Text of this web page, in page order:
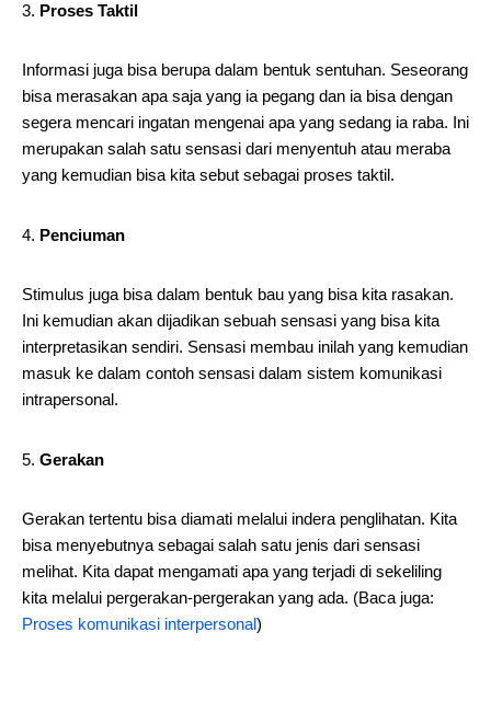
Proses Taktil
Informasi juga bisa berupa dalam bentuk sentuhan. Seseorang
bisa merasakan apa saja yang ia pegang dan ia bisa dengan
segera mencari ingatan mengenai apa yang sedang ia raba. Ini
merupakan salah satu sensasi dari menyentuh atau meraba
yang kemudian bisa kita sebut sebagai proses taktil.
Penciuman
Stimulus juga bisa dalam bentuk bau yang bisa kita rasakan.
Ini kemudian akan dijadikan sebuah sensasi yang bisa kita
interpretasikan sendiri. Sensasi membau inilah yang kemudian
masuk ke dalam contoh sensasi dalam sistem komunikasi
intrapersonal.
Gerakan
Gerakan tertentu bisa diamati melalui indera penglihatan. Kita
bisa menyebutnya sebagai salah satu jenis dari sensasi
melihat. Kita dapat mengamati apa yang terjadi di sekeliling
kita melalui pergerakan-pergerakan yang ada. (Baca juga:
Proses komunikasi interpersonal)